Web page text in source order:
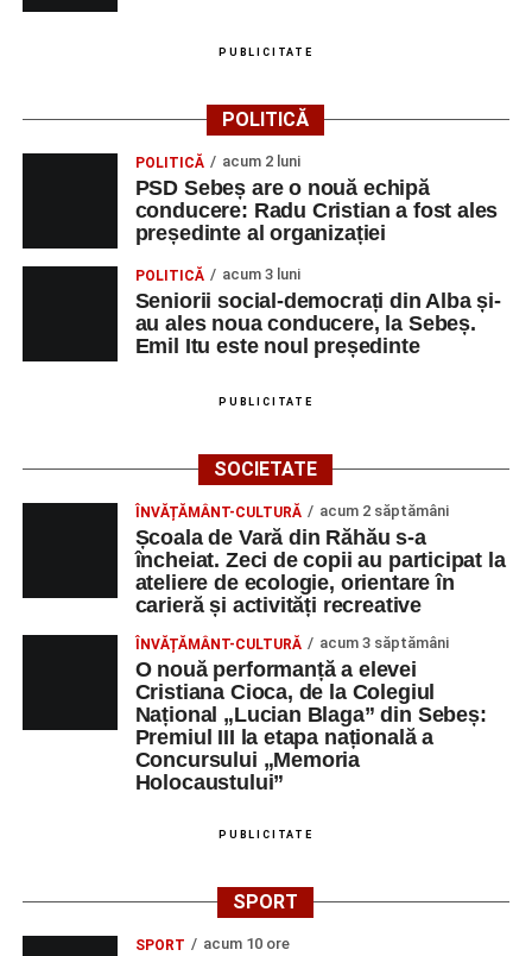
PUBLICITATE
POLITICĂ
POLITICĂ acum 2 luni
PSD Sebeș are o nouă echipă
conducere: Radu Cristian a fost ales
președinte al organizației
POLITICĂ acum 3 luni
Seniorii social-democrați din Alba și-
au ales noua conducere, la Sebeș.
Emil Itu este noul președinte
PUBLICITATE
SOCIETATE
ÎNVĂȚĂMÂNT-CULTURĂ acum 2 săptămâni
Școala de Vară din Răhău s-a
încheiat. Zeci de copii au participat la
ateliere de ecologie, orientare în
carieră și activități recreative
ÎNVĂȚĂMÂNT-CULTURĂ acum 3 săptămâni
O nouă performanță a elevei
Cristiana Cioca, de la Colegiul
Național „Lucian Blaga” din Sebeș:
Premiul III la etapa națională a
Concursului „Memoria
Holocaustului”
PUBLICITATE
SPORT
SPORT acum 10 ore